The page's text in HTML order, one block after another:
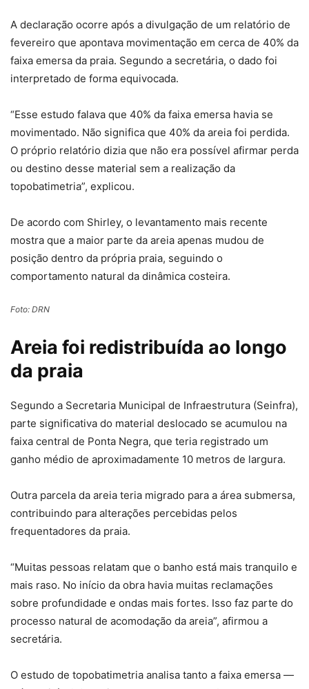
A declaração ocorre após a divulgação de um relatório de
fevereiro que apontava movimentação em cerca de 40% da
faixa emersa da praia. Segundo a secretária, o dado foi
interpretado de forma equivocada.
“Esse estudo falava que 40% da faixa emersa havia se
movimentado. Não significa que 40% da areia foi perdida.
O próprio relatório dizia que não era possível afirmar perda
ou destino desse material sem a realização da
topobatimetria”, explicou.
De acordo com Shirley, o levantamento mais recente
mostra que a maior parte da areia apenas mudou de
posição dentro da própria praia, seguindo o
comportamento natural da dinâmica costeira.
Foto: DRN
Areia foi redistribuída ao longo
da praia
Segundo a Secretaria Municipal de Infraestrutura (Seinfra),
parte significativa do material deslocado se acumulou na
faixa central de Ponta Negra, que teria registrado um
ganho médio de aproximadamente 10 metros de largura.
Outra parcela da areia teria migrado para a área submersa,
contribuindo para alterações percebidas pelos
frequentadores da praia.
“Muitas pessoas relatam que o banho está mais tranquilo e
mais raso. No início da obra havia muitas reclamações
sobre profundidade e ondas mais fortes. Isso faz parte do
processo natural de acomodação da areia”, afirmou a
secretária.
O estudo de topobatimetria analisa tanto a faixa emersa —